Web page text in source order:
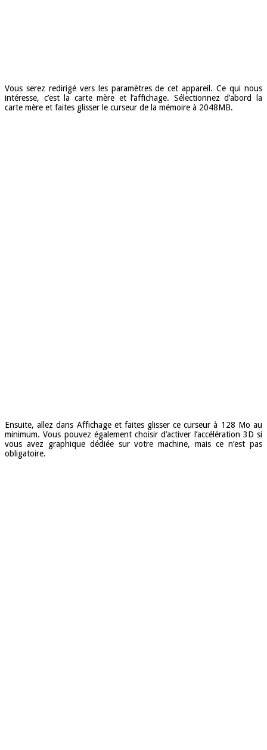
Vous serez redirigé vers les paramètres de cet appareil. Ce qui nous
intéresse, c’est la carte mère et l’affichage. Sélectionnez d’abord la
carte mère et faites glisser le curseur de la mémoire à 2048MB.
Ensuite, allez dans Affichage et faites glisser ce curseur à 128 Mo au
minimum. Vous pouvez également choisir d’activer l’accélération 3D si
vous avez graphique dédiée sur votre machine, mais ce n’est pas
obligatoire.